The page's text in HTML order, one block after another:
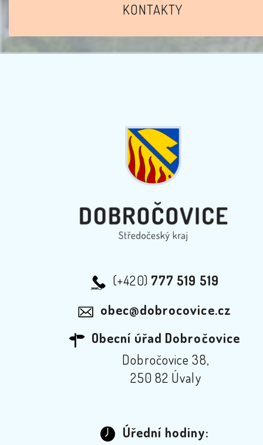
KONTAKTY
(+420) 777 519 519
obec@dobrocovice.cz
Obecní úřad Dobročovice
Dobročovice 38,
250 82 Úvaly
Úřední hodiny: